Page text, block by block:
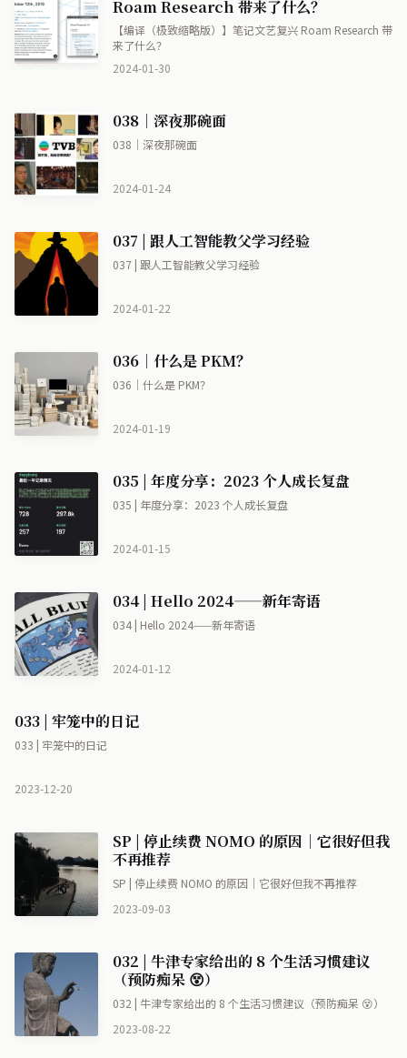
Roam Research 带来了什么？
【编译（极致缩略版）】笔记文艺复兴 Roam Research 带
来了什么？
2024-01-30
038｜深夜那碗面
038｜深夜那碗面
2024-01-24
037 | 跟人工智能教父学习经验
037 | 跟人工智能教父学习经验
2024-01-22
036｜什么是 PKM？
036｜什么是 PKM？
2024-01-19
035 | 年度分享：2023 个人成长复盘
035 | 年度分享：2023 个人成长复盘
2024-01-15
034 | Hello 2024——新年寄语
034 | Hello 2024——新年寄语
2024-01-12
033 | 牢笼中的日记
033 | 牢笼中的日记
2023-12-20
SP | 停止续费 NOMO 的原因｜它很好但我
不再推荐
SP | 停止续费 NOMO 的原因｜它很好但我不再推荐
2023-09-03
032 | 牛津专家给出的 8 个生活习惯建议
（预防痴呆 😵）
032 | 牛津专家给出的 8 个生活习惯建议（预防痴呆 😵）
2023-08-22